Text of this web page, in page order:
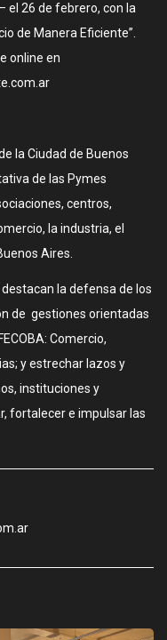
el 26 de febrero, con la
de Manera Eficiente”.
online en
la Ciudad de Buenos
de las Pymes
centros,
la industria, el
Aires.
la defensa de los
de gestiones orientadas
Comercio,
y estrechar lazos y
instituciones y
fortalecer e impulsar las